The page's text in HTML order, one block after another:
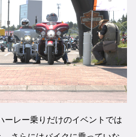
ーレー乗りだけのイベントでは